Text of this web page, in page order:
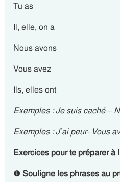
Tu as
Il, elle, on a
Nous avons
Vous avez
Ils, elles ont
Exemples : Je suis caché –
Exemples : J’ai peur- Vous
Exercices pour te préparer à
❶Souligne les phrases au